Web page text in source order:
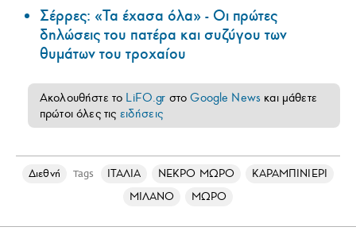
Σέρρες: «Τα έχασα όλα» - Οι πρώτες
δηλώσεις του πατέρα και συζύγου των
θυμάτων του τροχαίου
Ακολουθήστε το LiFO.gr στοGoogle News και μάθετε
πρώτοι όλες τις ειδήσεις
Διεθνή Tags ΙΤΑΛΙΑ ΝΕΚΡΟ ΜΩΡΟ
ΚΑΡΑΜΠΙΝΙΕΡΙ
ΜΙΛΑΝΟ
ΜΩΡΟ